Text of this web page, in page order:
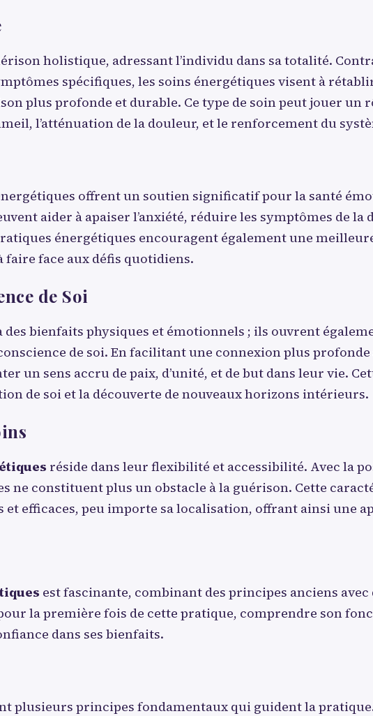
holistique, adressant l’individu dans sa totalité.
spécifiques, les soins énergétiques visent à
plus profonde et durable. Ce type de soin peut jouer un
l’atténuation de la douleur, et le renforcement du
offrent un soutien significatif pour la santé
aider à apaiser l’anxiété, réduire les symptômes de la
énergétiques encouragent également une
face aux défis quotidiens.
de Soi
des bienfaits physiques et émotionnels ; ils ouvrent
de soi. En facilitant une connexion plus profonde
un sens accru de paix, d’unité, et de but dans leur vie.
de soi et la découverte de nouveaux horizons intérieurs.
réside dans leur flexibilité et accessibilité. Avec la
ne constituent plus un obstacle à la guérison. Cette
et efficaces, peu importe sa localisation, offrant ainsi une
est fascinante, combinant des principes anciens
la première fois de cette pratique, comprendre son
dans ses bienfaits.
plusieurs principes fondamentaux qui guident la